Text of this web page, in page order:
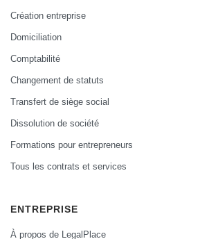
Création entreprise
Domiciliation
Comptabilité
Changement de statuts
Transfert de siège social
Dissolution de société
Formations pour entrepreneurs
Tous les contrats et services
ENTREPRISE
À propos de LegalPlace